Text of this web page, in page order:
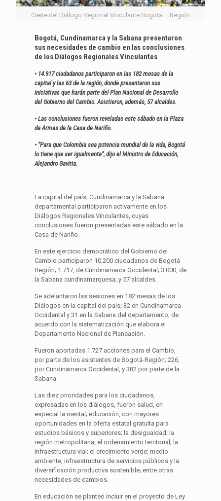
Cierre del Diálogo Regional Vinculante Bogotá – Región
Bogotá, Cundinamarca y la Sabana presentaron
sus necesidades de cambio en las conclusiones
de los Diálogos Regionales Vinculantes
• 14.917 ciudadanos participaron en las 182 mesas de la
capital y las 63 de la región, donde presentaron sus
iniciativas que harán parte del Plan Nacional de Desarrollo
del Gobierno del Cambio. Asistieron, además, 57 alcaldes.
• Las conclusiones fueron reveladas este sábado en la Plaza
de Armas de la Casa de Nariño.
• “Para que Colombia sea potencia mundial de la vida, Bogotá
lo tiene que ser igualmente”, dijo el Ministro de Educación,
Alejandro Gaviria.
La capital del país, Cundinamarca y la Sabana
departamental participaron activamente en los
Diálogos Regionales Vinculantes, cuyas
conclusiones fueron presentadas este sábado en la
Casa de Nariño.
En este ejercicio democrático del Gobierno del
Cambio participaron 10.200 ciudadanos de Bogotá
Región; 1.717, de Cundinamarca Occidental; 3.000, de
la Sabana cundinamarquesa; y 57 alcaldes.
Se adelantaron las sesiones en 182 mesas de los
Diálogos en la capital del país; 32 en Cundinamarca
Occidental y 31 en la Sabana del departamento, de
acuerdo con la sistematización que elabora el
Departamento Nacional de Planeación.
Fueron aportadas 1.727 acciones para el Cambio,
por parte de los asistentes de Bogotá-Región; 226,
por Cundinamarca Occidental, y 382 por parte de la
Sabana.
Las diez prioridades para los ciudadanos,
expresadas en los diálogos, fueron salud, en
especial la mental; educación, con mayores
oportunidades en la oferta estatal gratuita para
estudios básicos y superiores; la desigualdad; la
región metropolitana; el ordenamiento territorial; la
infraestructura vial; el crecimiento verde; medio
ambiente; infraestructura de servicios públicos y la
diversificación productiva sostenible; entre otras
necesidades de cambios.
En educación se planteó incluir en el proyecto de Ley